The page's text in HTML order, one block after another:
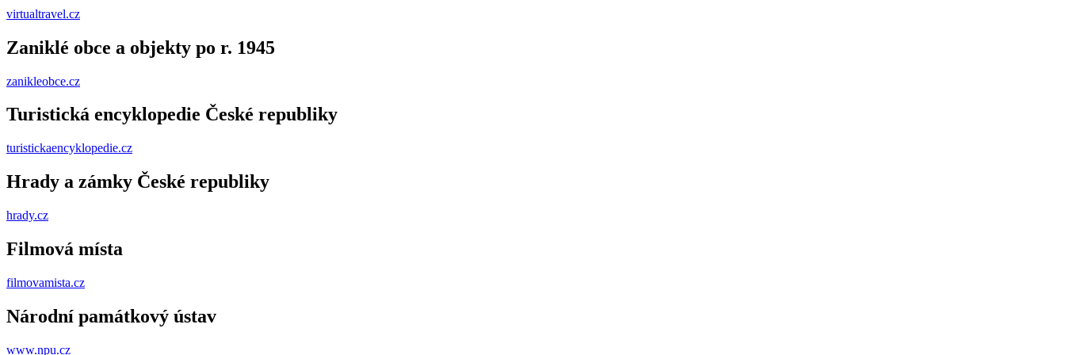
virtualtravel.cz
Zaniklé obce a objekty po r. 1945
zanikleobce.cz
Turistická encyklopedie České republiky
turistickaencyklopedie.cz
Hrady a zámky České republiky
hrady.cz
Filmová místa
filmovamista.cz
Národní památkový ústav
www.npu.cz